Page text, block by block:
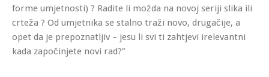
forme umjetnosti) ? Radite li možda na novoj seriji slika ili
crteža ? Od umjetnika se stalno traži novo, drugačije, a
opet da je prepoznatljiv – jesu li svi ti zahtjevi irelevantni
kada započinjete novi rad?”